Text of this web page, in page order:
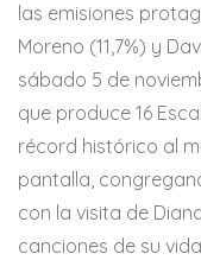
las emisiones
Moreno (11,7%) y
sábado 5 de
que produce 16
récord histórico al
pantalla,
con la visita de
canciones de su